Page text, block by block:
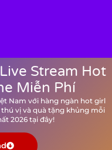
Stream Hot
Miễn Phí
Nam với hàng ngàn hot girl
vị và quà tặng khủng mỗi
2026 tại đây!